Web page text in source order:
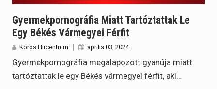
Gyermekpornográfia Miatt Tartóztattak Le
Egy Békés Vármegyei Férfit
Körös Hírcentrum április 03, 2024
Gyermekpornográfia megalapozott gyanúja miatt
tartóztattak le egy Békés vármegyei férfit, aki…